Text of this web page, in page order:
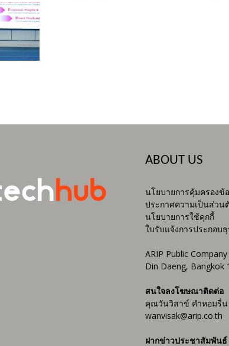
ABOUT US
นโยบายการคุ้มครอง
ประกาศความเป็นส่วน
นโยบายการใช้คุกกี้
ใบรับแจ้งการประกอบ
ARIP Public
Din Daeng, Bangkok
สนใจลงโฆษณาติดต่อ
คุณวันวิสาข์ คำหอมรื่น
wanvisak@arip.co.th
ฝากข่าวประชาสัมพันธ์